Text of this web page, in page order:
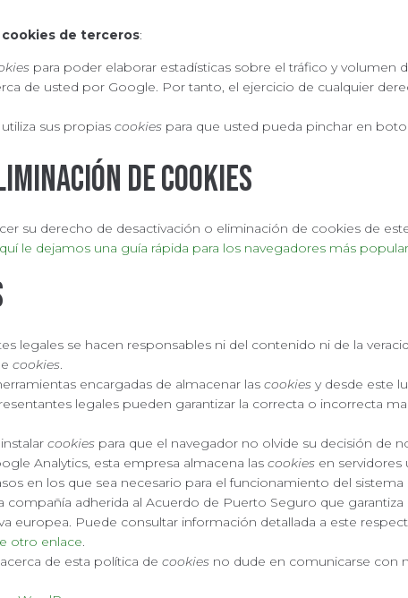
cookies de terceros:
para poder elaborar estadísticas sobre el tráfico y volumen
de usted por Google. Por tanto, el ejercicio de cualquier
sus propias cookies para que usted pueda pinchar en
de cookies
su derecho de desactivación o eliminación de cookies de
le dejamos una guía rápida para los navegadores más
legales se hacen responsables ni del contenido ni de la
cookies.
encargadas de almacenar las cookies y desde este
legales pueden garantizar la correcta o incorrecta
cookies para que el navegador no olvide su decisión de
Analytics, esta empresa almacena las cookies en
en los que sea necesario para el funcionamiento del
compañía adherida al Acuerdo de Puerto Seguro que
europea. Puede consultar información detallada a este
otro enlace.
de esta política de cookies no dude en comunicarse con